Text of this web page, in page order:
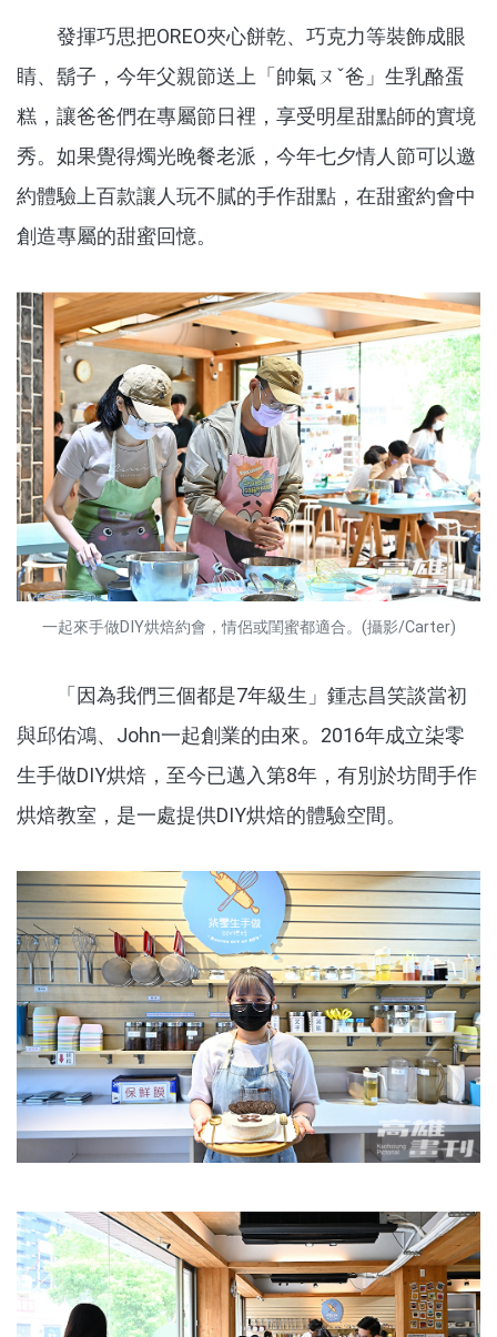
發揮巧思把OREO夾心餅乾、巧克力等裝飾成眼
睛、鬍子，今年父親節送上「帥氣ㄡˇ爸」生乳酪蛋
糕，讓爸爸們在專屬節日裡，享受明星甜點師的實境
秀。如果覺得燭光晚餐老派，今年七夕情人節可以邀
約體驗上百款讓人玩不膩的手作甜點，在甜蜜約會中
創造專屬的甜蜜回憶。
一起來手做DIY烘焙約會，情侶或閨蜜都適合。(攝影/Carter)
「因為我們三個都是7年級生」鍾志昌笑談當初
與邱佑鴻、John一起創業的由來。2016年成立柒零
生手做DIY烘焙，至今已邁入第8年，有別於坊間手作
烘焙教室，是一處提供DIY烘焙的體驗空間。